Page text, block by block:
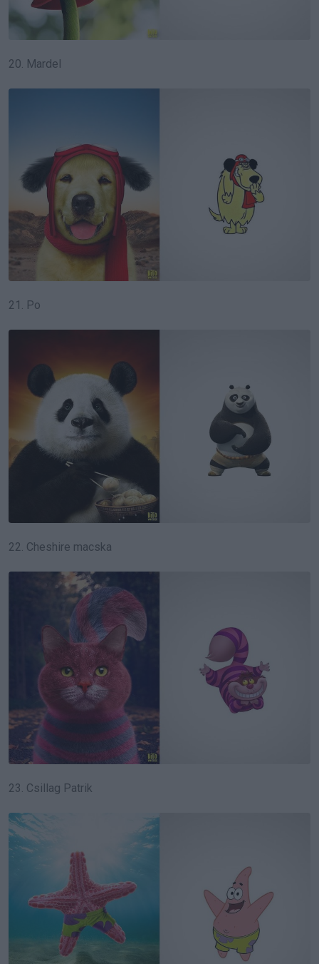
20. Mardel
21. Po
22. Cheshire macska
23. Csillag Patrik